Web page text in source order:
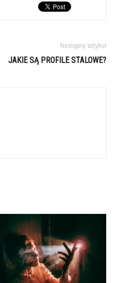
Następny artykuł
JAKIE SĄ PROFILE STALOWE?